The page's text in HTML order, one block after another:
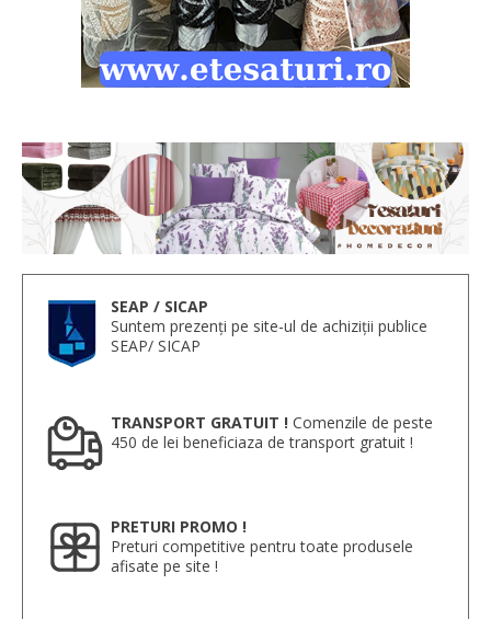
SEAP / SICAP
Suntem prezenți pe site-ul de achiziții publice
SEAP/ SICAP
TRANSPORT GRATUIT ! Comenzile de peste
450 de lei beneficiaza de transport gratuit !
PRETURI PROMO !
Preturi competitive pentru toate produsele
afisate pe site !